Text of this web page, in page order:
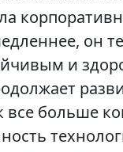
он
и
все больше